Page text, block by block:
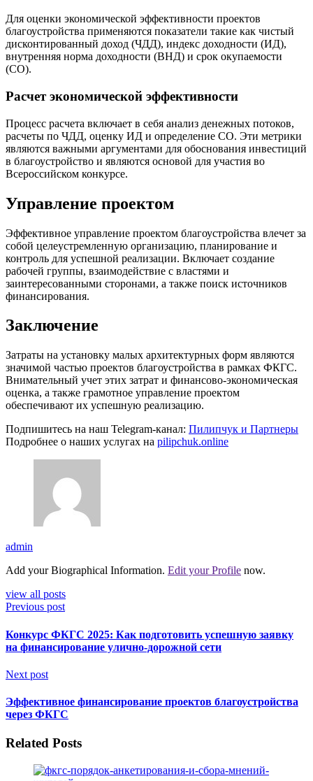
Для оценки экономической эффективности проектов
благоустройства применяются показатели такие как чистый
дисконтированный доход (ЧДД), индекс доходности (ИД),
внутренняя норма доходности (ВНД) и срок окупаемости
(СО).
Расчет экономической эффективности
Процесс расчета включает в себя анализ денежных потоков,
расчеты по ЧДД, оценку ИД и определение СО. Эти метрики
являются важными аргументами для обоснования инвестиций
в благоустройство и являются основой для участия во
Всероссийском конкурсе.
Управление проектом
Эффективное управление проектом благоустройства влечет за
собой целеустремленную организацию, планирование и
контроль для успешной реализации. Включает создание
рабочей группы, взаимодействие с властями и
заинтересованными сторонами, а также поиск источников
финансирования.
Заключение
Затраты на установку малых архитектурных форм являются
значимой частью проектов благоустройства в рамках ФКГС.
Внимательный учет этих затрат и финансово-экономическая
оценка, а также грамотное управление проектом
обеспечивают их успешную реализацию.
Подпишитесь на наш Telegram-канал: Пилипчук и Партнеры
Подробнее о наших услугах на pilipchuk.online
admin
Add your Biographical Information. Edit your Profile now.
view all posts
Previous post
Конкурс ФКГС 2025: Как подготовить успешную заявку
на финансирование улично-дорожной сети
Next post
Эффективное финансирование проектов благоустройства
через ФКГС
Related Posts